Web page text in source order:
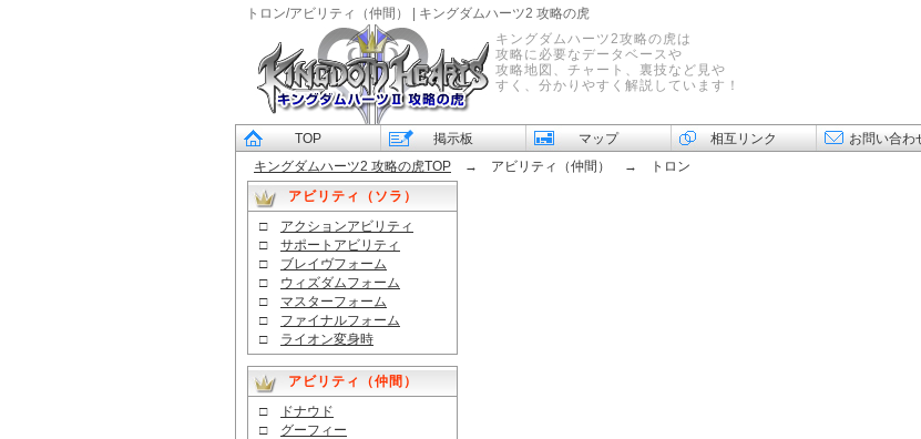
トロン/アビリティ（仲間） | キングダムハーツ2 攻略の虎
キングダムハーツ2 攻略の虎TOP → アビリティ（仲間） → トロン
アビリティ（ソラ）
□ アクションアビリティ
□ サポートアビリティ
□ ブレイヴフォーム
□ ウィズダムフォーム
□ マスターフォーム
□ ファイナルフォーム
□ ライオン変身時
アビリティ（仲間）
□
ドナウド
□ グーフィー
キングダムハーツ2攻略の虎は
攻略に必要なデータベースや
攻略地図、チャート、裏技など見や
すく、分かりやすく解説しています！
TOP 掲示板 マップ 相互リンク お問い合わ